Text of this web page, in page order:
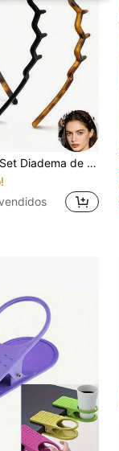
crea un peinado suave - Diadema ondulada cómoda | Diadema con peine | Regalo ideal para mujeres, negro y carey, adecuado para cabello rizado y liso, regalo del Día de la Madre